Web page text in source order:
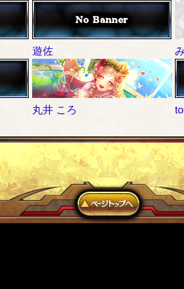
遊佐
丸井 ころ